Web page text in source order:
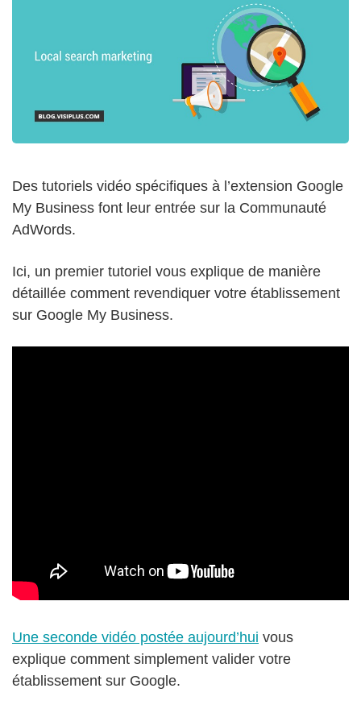
Des tutoriels vidéo spécifiques à l’extension Google
My Business font leur entrée sur la Communauté
AdWords.
Ici, un premier tutoriel vous explique de manière
détaillée comment revendiquer votre établissement
sur Google My Business.
Une seconde vidéo postée aujourd’hui vous
explique comment simplement valider votre
établissement sur Google.